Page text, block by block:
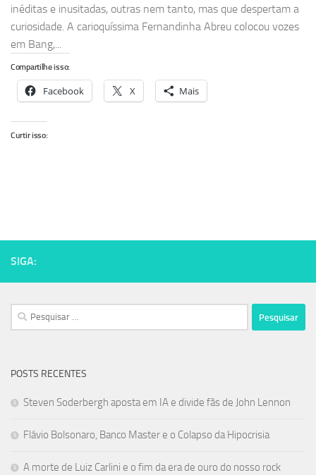
inéditas e inusitadas, outras nem tanto, mas que despertam a
curiosidade. A carioquíssima Fernandinha Abreu colocou vozes
em Bang,...
Compartilhe isso:
Facebook X Mais
Curtir isso:
SIGA:
Pesquisar
por:
POSTS RECENTES
Steven Soderbergh aposta em IA e divide fãs de John Lennon
Flávio Bolsonaro, Banco Master e o Colapso da Hipocrisia
A morte de Luiz Carlini e o fim da era de ouro do nosso rock